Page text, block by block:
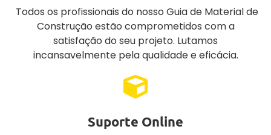
Todos os profissionais do nosso Guia de Material de
Construção estão comprometidos com a
satisfação do seu projeto. Lutamos
incansavelmente pela qualidade e eficácia.
Suporte Online